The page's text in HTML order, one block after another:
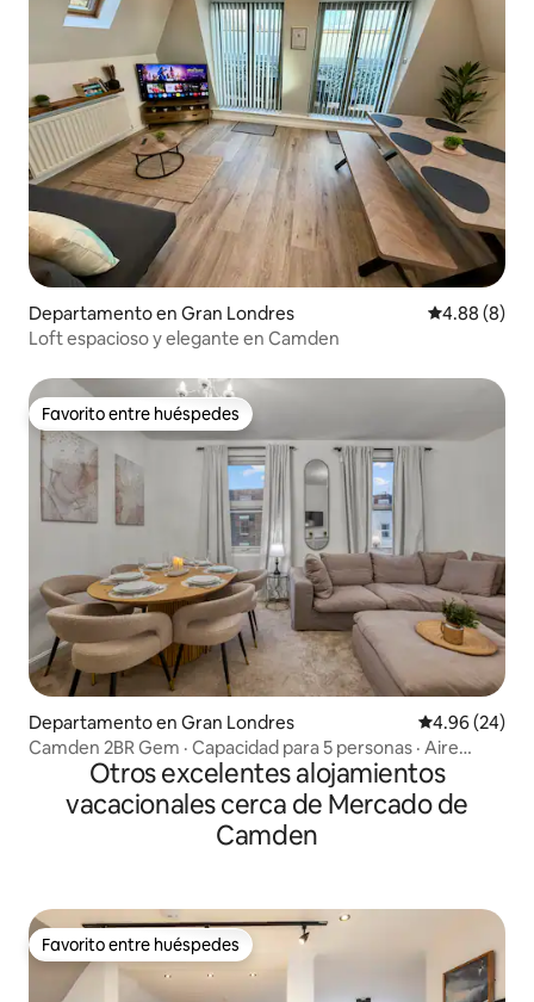
Departamento en Gran Londres Calificación
4.88 (8)
Loft espacioso y elegante en Camden
Favorito entre huéspedes
Favorito entre huéspedes
Departamento en Gran Londres Calificación
4.96 (24)
Camden 2BR Gem · Capacidad para 5 personas · Aire
acondicionado
Otros excelentes alojamientos
vacacionales cerca de Mercado de
Camden
Favorito entre huéspedes
Favorito entre huéspedes